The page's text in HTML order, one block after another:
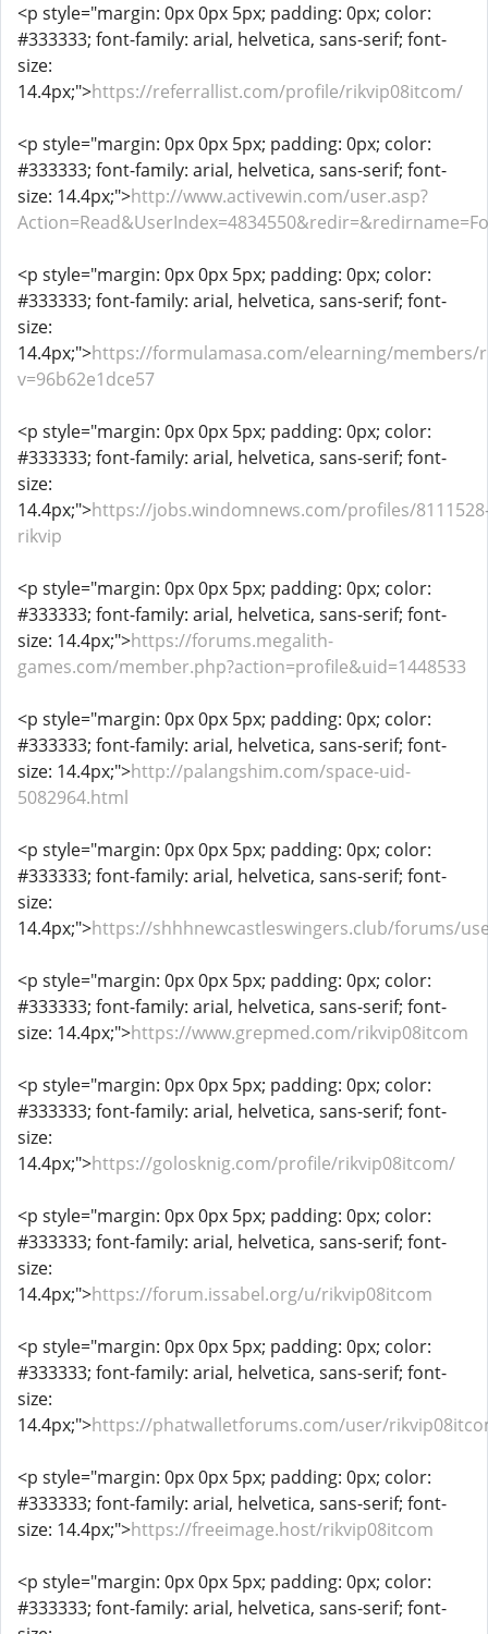
<p style="margin: 0px 0px 5px; padding: 0px; color:
#333333; font-family: arial, helvetica, sans-serif; font-
size:
14.4px;">https://referrallist.com/profile/rikvip08itcom/
<p style="margin: 0px 0px 5px; padding: 0px; color:
#333333; font-family: arial, helvetica, sans-serif; font-
size: 14.4px;">http://www.activewin.com/user.asp?
<p style="margin: 0px 0px 5px; padding: 0px; color:
#333333; font-family: arial, helvetica, sans-serif; font-
size:
14.4px;">https://formulamasa.com/elearning/members/
v=96b62e1dce57
<p style="margin: 0px 0px 5px; padding: 0px; color:
#333333; font-family: arial, helvetica, sans-serif; font-
size:
14.4px;">https://jobs.windomnews.com/profiles/
rikvip
<p style="margin: 0px 0px 5px; padding: 0px; color:
#333333; font-family: arial, helvetica, sans-serif; font-
size: 14.4px;">https://forums.megalith-
games.com/member.php?action=profile&uid=1448533
<p style="margin: 0px 0px 5px; padding: 0px; color:
#333333; font-family: arial, helvetica, sans-serif; font-
size: 14.4px;">http://palangshim.com/space-uid-
5082964.html
<p style="margin: 0px 0px 5px; padding: 0px; color:
#333333; font-family: arial, helvetica, sans-serif; font-
size:
14.4px;">https://shhhnewcastleswingers.club/forums/
<p style="margin: 0px 0px 5px; padding: 0px; color:
#333333; font-family: arial, helvetica, sans-serif; font-
size: 14.4px;">https://www.grepmed.com/rikvip08itcom
<p style="margin: 0px 0px 5px; padding: 0px; color:
#333333; font-family: arial, helvetica, sans-serif; font-
size:
14.4px;">https://golosknig.com/profile/rikvip08itcom/
<p style="margin: 0px 0px 5px; padding: 0px; color:
#333333; font-family: arial, helvetica, sans-serif; font-
size:
14.4px;">https://forum.issabel.org/u/rikvip08itcom
<p style="margin: 0px 0px 5px; padding: 0px; color:
#333333; font-family: arial, helvetica, sans-serif; font-
size:
14.4px;">https://phatwalletforums.com/user/
<p style="margin: 0px 0px 5px; padding: 0px; color:
#333333; font-family: arial, helvetica, sans-serif; font-
size: 14.4px;">https://freeimage.host/rikvip08itcom
<p style="margin: 0px 0px 5px; padding: 0px; color:
#333333; font-family: arial, helvetica, sans-serif; font-